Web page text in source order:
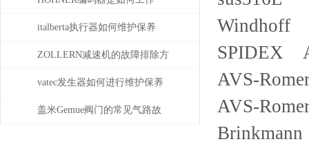
的，有哪些类型？
italberta执行器如何维护保养
ZOLLERN减速机的故障排除方
法有哪些
vatec发生器如何进行维护保养
盖米Gemue阀门的常见气路故
Windhoff
SPIDEX
AVS-
AVS-